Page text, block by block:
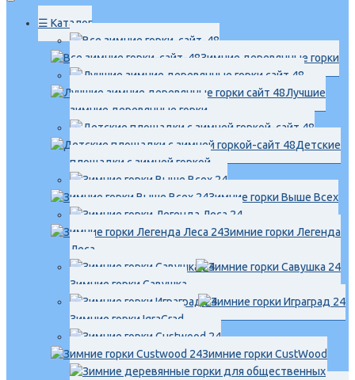
☰ Каталог
Зимние деревянные горки
Лучшие
зимние деревянные горки
Детские
площадки с зимней горкой
Зимние горки Выше Всех
Зимние горки Легенда
Леса
Зимние горки Савушка
Зимние горки IgraGrad
Зимние горки CustWood